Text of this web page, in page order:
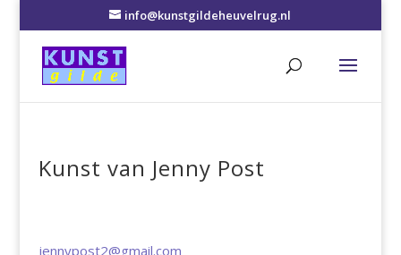
info@kunstgildeheuvelrug.nl
Kunst van Jenny Post
jennypost2@gmail.com